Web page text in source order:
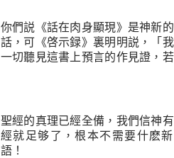
是持守聖經上的話，聖經就是基
的經典，也是我們信仰的根基，
聖經不叫信主，離開聖經你還怎
你們説《話在肉身顯現》是神新
話，可《啓示録》裏明明説，「
一切聽見這書上預言的作見證，
聖經的真理已經全備，我們信神
經就足够了，根本不需要什麽
語！